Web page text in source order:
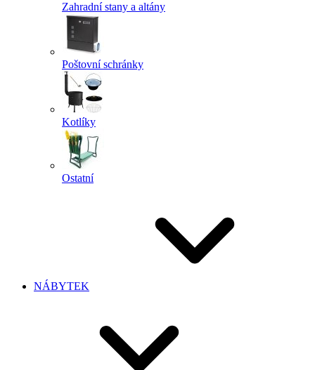
Zahradní stany a altány
Poštovní schránky
Kotlíky
Ostatní
NÁBYTEK